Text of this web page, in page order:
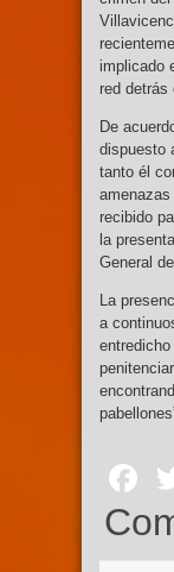
implicado
red detrás
De
dispuesto
tanto él
recibido
la
General
La
a